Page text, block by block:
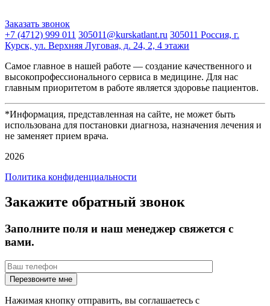
Заказать звонок
+7 (4712) 999 011 305011@kurskatlant.ru 305011 Россия, г.
Курск, ул. Верхняя Луговая, д. 24, 2, 4 этажи
Самое главное в нашей работе — создание качественного и
высокопрофессионального сервиса в медицине. Для нас
главным приоритетом в работе является здоровье пациентов.
*Информация, представленная на сайте, не может быть
использована для постановки диагноза, назначения лечения и
не заменяет прием врача.
2026
Политика конфиденциальности
Закажите обратный звонок
Заполните поля и наш менеджер свяжется с
вами.
Нажимая кнопку отправить, вы соглашаетесь с